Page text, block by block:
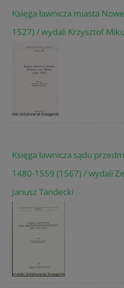
Księga ławnicza miasta
1527) / wydali Krzysztof
Księga ławnicza sądu
1480-1559 (1567) / wydali
Janusz Tandecki